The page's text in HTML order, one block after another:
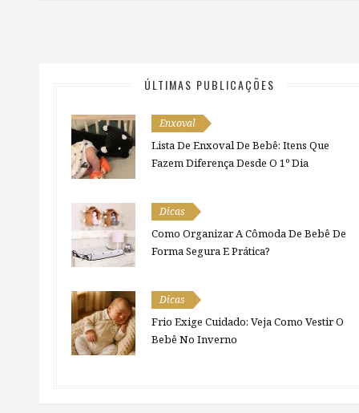
ÚLTIMAS PUBLICAÇÕES
Enxoval
Lista De Enxoval De Bebê: Itens Que
Fazem Diferença Desde O 1º Dia
Dicas
Como Organizar A Cômoda De Bebê De
Forma Segura E Prática?
Dicas
Frio Exige Cuidado: Veja Como Vestir O
Bebê No Inverno